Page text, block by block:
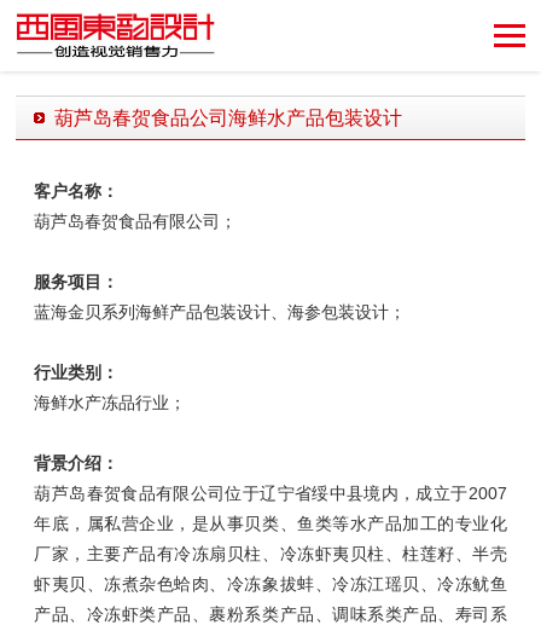
创造视觉销售力！
葫芦岛春贺食品公司海鲜水产品包装设计
客户名称：
葫芦岛春贺食品有限公司；
服务项目：
蓝海金贝系列海鲜产品包装设计、海参包装设计；
行业类别：
海鲜水产冻品行业；
背景介绍：
葫芦岛春贺食品有限公司位于辽宁省绥中县境内，成立于2007
年底，属私营企业，是从事贝类、鱼类等水产品加工的专业化
厂家，主要产品有冷冻扇贝柱、冷冻虾夷贝柱、柱莲籽、半壳
虾夷贝、冻煮杂色蛤肉、冷冻象拔蚌、冷冻江瑶贝、冷冻鱿鱼
产品、冷冻虾类产品、裹粉系类产品、调味系类产品、寿司系